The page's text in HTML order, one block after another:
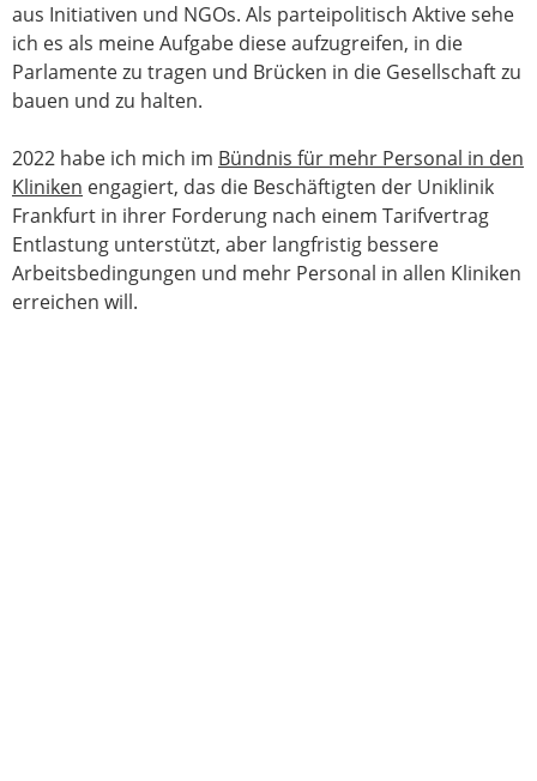
aus Initiativen und NGOs. Als parteipolitisch Aktive sehe
ich es als meine Aufgabe diese aufzugreifen, in die
Parlamente zu tragen und Brücken in die Gesellschaft zu
bauen und zu halten.
2022 habe ich mich im Bündnis für mehr Personal in den
Kliniken engagiert, das die Beschäftigten der Uniklinik
Frankfurt in ihrer Forderung nach einem Tarifvertrag
Entlastung unterstützt, aber langfristig bessere
Arbeitsbedingungen und mehr Personal in allen Kliniken
erreichen will.